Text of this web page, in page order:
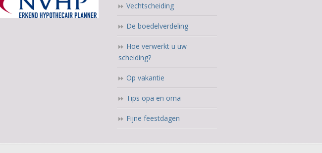
Vechtscheiding
De boedelverdeling
Hoe verwerkt u uw
scheiding?
Op vakantie
Tips opa en oma
Fijne feestdagen